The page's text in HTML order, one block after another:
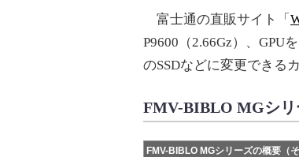
富士通の直販サイト「
P9600（2.66Gz）、GPU
のSSDなどに変更できる
FMV-BIBLO MGシリ
FMV-BIBLO MGシリーズの概要（そ